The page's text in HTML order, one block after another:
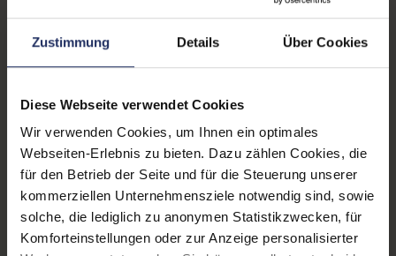
Zustimmung Details Über Cookies
Diese Webseite verwendet Cookies
Wir verwenden Cookies, um Ihnen ein optimales
Webseiten-Erlebnis zu bieten. Dazu zählen Cookies, die
für den Betrieb der Seite und für die Steuerung unserer
kommerziellen Unternehmensziele notwendig sind, sowie
solche, die lediglich zu anonymen Statistikzwecken, für
Komforteinstellungen oder zur Anzeige personalisierter
Zustand: Gebraucht
Displaygröße: 14,0 Zoll
Displayauflösung: 1920 x 1080 FHD
Displayart: Touchscreen
Prozessor:
Intel Core i7 8565U @ 1,8
GHz